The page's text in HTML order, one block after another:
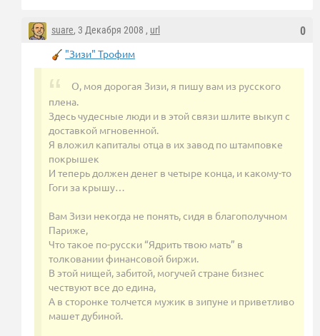
0
suare, 3 Декабря 2008 , url
"Зизи" Трофим
О, моя дорогая Зизи, я пишу вам из русского
плена.
Здесь чудесные люди и в этой связи шлите выкуп с
доставкой мгновенной.
Я вложил капиталы отца в их завод по штамповке
покрышек
И теперь должен денег в четыре конца, и какому-то
Гоги за крышу…
Вам Зизи некогда не понять, сидя в благополучном
Париже,
Что такое по-русски “Ядрить твою мать” в
толковании финансовой биржи.
В этой нищей, забитой, могучей стране бизнес
чествуют все до едина,
А в сторонке толчется мужик в зипуне и приветливо
машет дубиной.